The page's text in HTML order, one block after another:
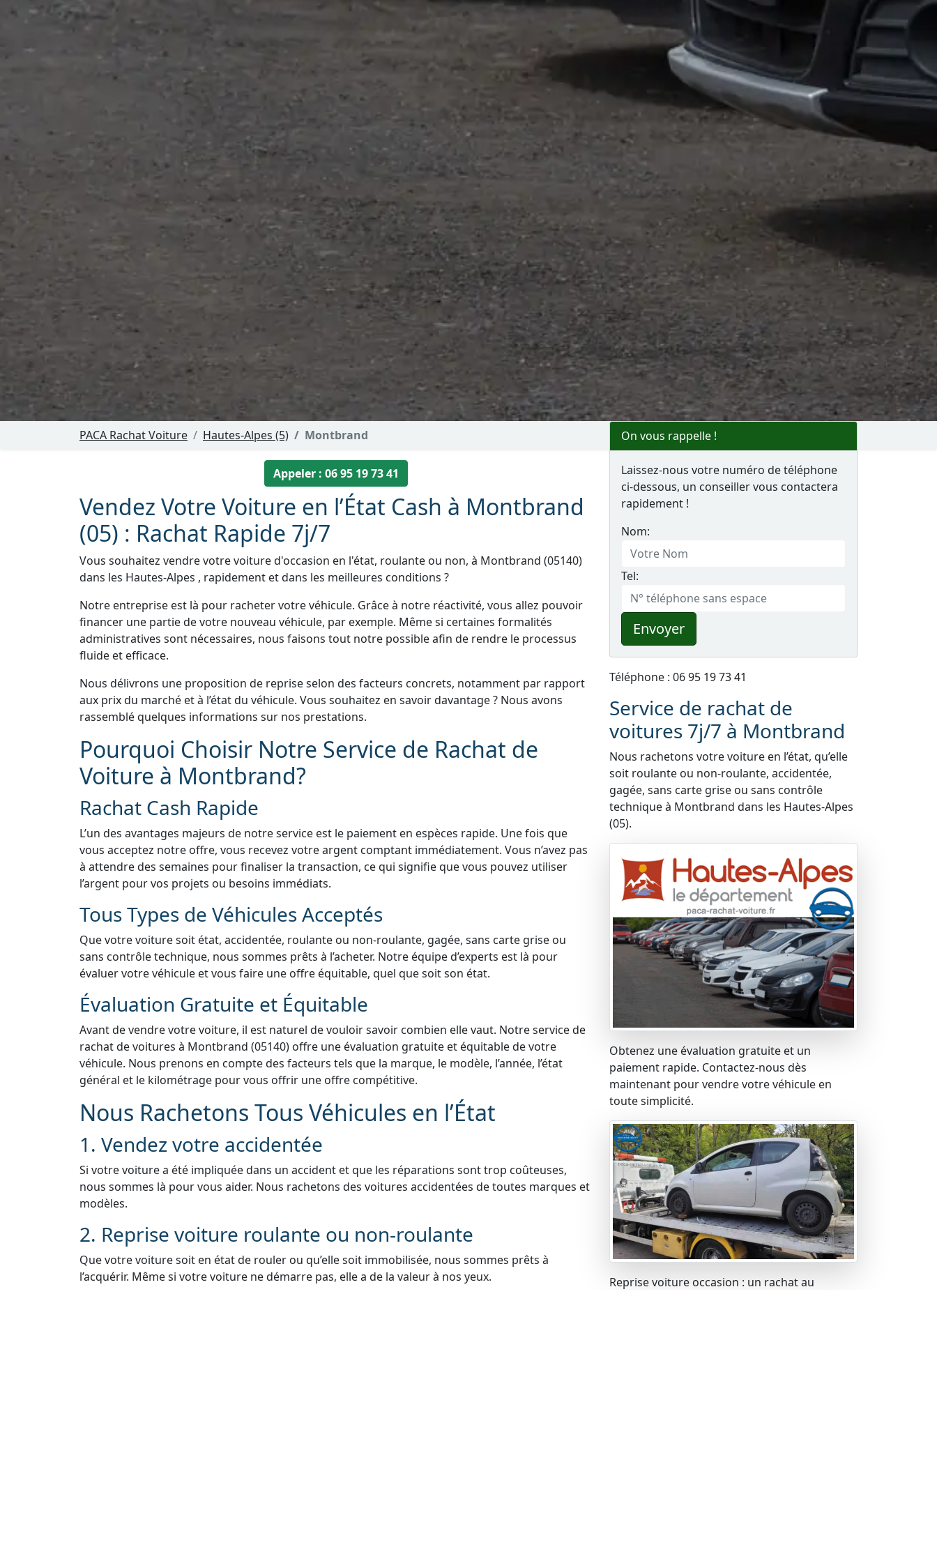
PACA Rachat Voiture Hautes-Alpes (5) Montbrand
Appeler : 06 95 19 73 41
Vendez Votre Voiture en l’État Cash à Montbrand
(05) : Rachat Rapide 7j/7
Vous souhaitez vendre votre voiture d'occasion en l'état, roulante ou non, à Montbrand (05140)
dans les Hautes-Alpes , rapidement et dans les meilleures conditions ?
Notre entreprise est là pour racheter votre véhicule. Grâce à notre réactivité, vous allez pouvoir
financer une partie de votre nouveau véhicule, par exemple. Même si certaines formalités
administratives sont nécessaires, nous faisons tout notre possible afin de rendre le processus
fluide et efficace.
Nous délivrons une proposition de reprise selon des facteurs concrets, notamment par rapport
aux prix du marché et à l’état du véhicule. Vous souhaitez en savoir davantage ? Nous avons
rassemblé quelques informations sur nos prestations.
Pourquoi Choisir Notre Service de Rachat de
Voiture à Montbrand?
Rachat Cash Rapide
L’un des avantages majeurs de notre service est le paiement en espèces rapide. Une fois que
vous acceptez notre offre, vous recevez votre argent comptant immédiatement. Vous n’avez pas
à attendre des semaines pour finaliser la transaction, ce qui signifie que vous pouvez utiliser
l’argent pour vos projets ou besoins immédiats.
Tous Types de Véhicules Acceptés
Que votre voiture soit état, accidentée, roulante ou non-roulante, gagée, sans carte grise ou
sans contrôle technique, nous sommes prêts à l’acheter. Notre équipe d’experts est là pour
évaluer votre véhicule et vous faire une offre équitable, quel que soit son état.
Évaluation Gratuite et Équitable
Avant de vendre votre voiture, il est naturel de vouloir savoir combien elle vaut. Notre service de
rachat de voitures à Montbrand (05140) offre une évaluation gratuite et équitable de votre
véhicule. Nous prenons en compte des facteurs tels que la marque, le modèle, l’année, l’état
général et le kilométrage pour vous offrir une offre compétitive.
Nous Rachetons Tous Véhicules en l’État
1. Vendez votre accidentée
Si votre voiture a été impliquée dans un accident et que les réparations sont trop coûteuses,
nous sommes là pour vous aider. Nous rachetons des voitures accidentées de toutes marques et
modèles.
2. Reprise voiture roulante ou non-roulante
Que votre voiture soit en état de rouler ou qu’elle soit immobilisée, nous sommes prêts à
l’acquérir. Même si votre voiture ne démarre pas, elle a de la valeur à nos yeux.
On vous rappelle !
Laissez-nous votre numéro de téléphone
ci-dessous, un conseiller vous contactera
rapidement !
Nom:
Tel:
Envoyer
Téléphone : 06 95 19 73 41
Service de rachat de
voitures 7j/7 à Montbrand
Nous rachetons votre voiture en l’état, qu’elle
soit roulante ou non-roulante, accidentée,
gagée, sans carte grise ou sans contrôle
technique à Montbrand dans les Hautes-Alpes
(05).
Obtenez une évaluation gratuite et un
paiement rapide. Contactez-nous dès
maintenant pour vendre votre véhicule en
toute simplicité.
Reprise voiture occasion : un rachat au